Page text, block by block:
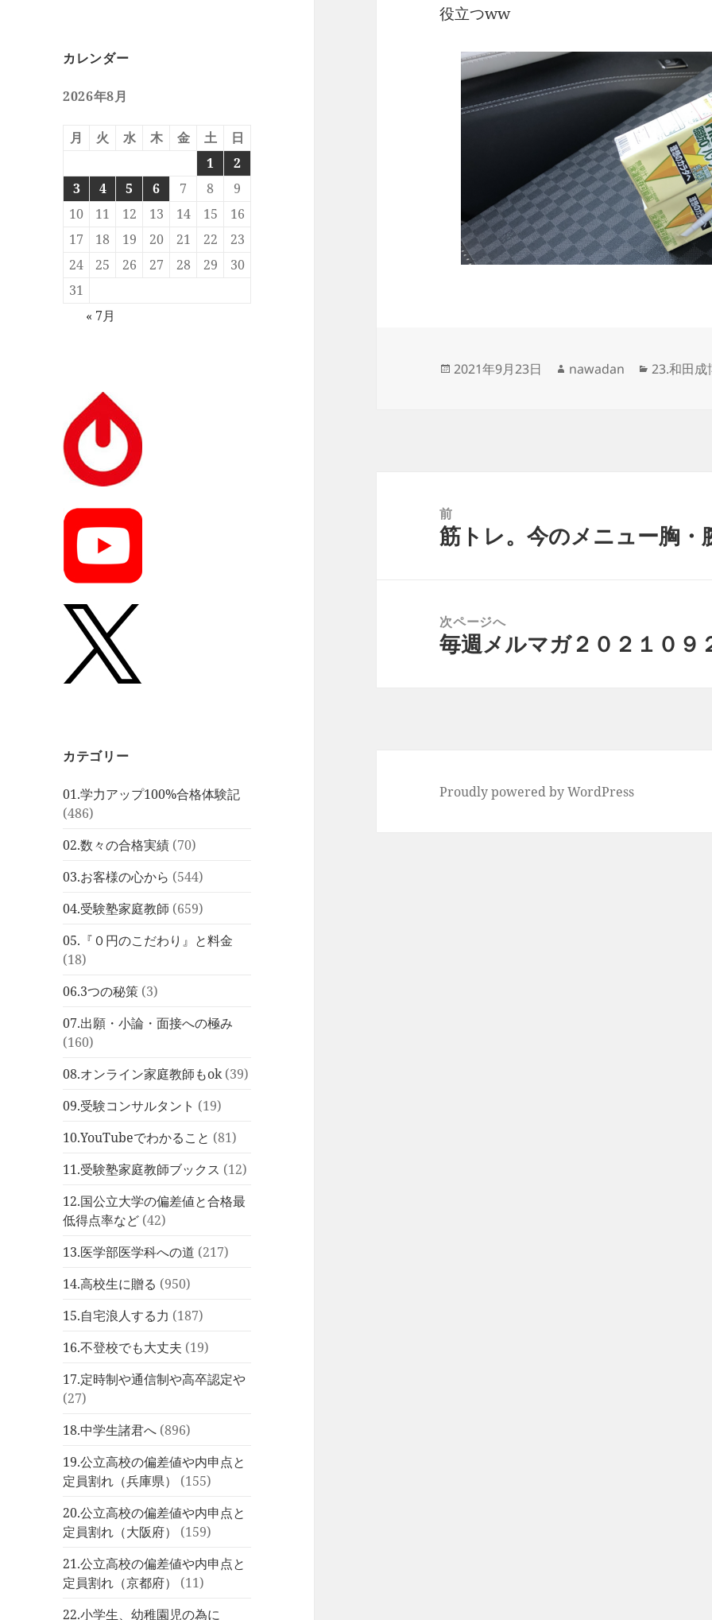
カレンダー
2026年8月
月 火 水 木 金 土
日
1
2
3
4 5 6 7 8
9
10
11 12 13 14 15
16
17
18 19 20 21 22
23
24
25 26 27 28 29
30
31
« 7月
カテゴリー
01.学力アップ100%合格体験記
(486)
02.数々の合格実績 (70)
03.お客様の心から (544)
04.受験塾家庭教師 (659)
05.『０円のこだわり』と料金
(18)
06.3つの秘策 (3)
07.出願・小論・面接への極み
(160)
08.オンライン家庭教師もok(39)
09.受験コンサルタント (19)
10.YouTubeでわかること (81)
11.受験塾家庭教師ブックス (12)
12.国公立大学の偏差値と合格最
低得点率など (42)
13.医学部医学科への道 (217)
14.高校生に贈る (950)
15.自宅浪人する力 (187)
16.不登校でも大丈夫 (19)
17.定時制や通信制や高卒認定や
(27)
18.中学生諸君へ (896)
19.公立高校の偏差値や内申点と
定員割れ（兵庫県）
(155)
20.公立高校の偏差値や内申点と
定員割れ（大阪府）
(159)
21.公立高校の偏差値や内申点と
定員割れ（京都府）
(11)
22.小学生、幼稚園児の為に
役立つww
投
2021年9月23日
作
nawadan
カ
23.和田
前
前
筋トレ。今のメニュー胸・
次ページへ
次
毎週メルマガ２０２１０９
Proudly powered by WordPress